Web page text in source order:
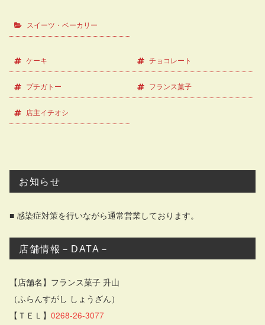
スイーツ・ベーカリー
ケーキ チョコレート
プチガトー フランス菓子
店主イチオシ
お知らせ
■ 感染症対策を行いながら通常営業しております。
店舗情報－DATA－
【店舗名】フランス菓子 升山
（ふらんすがし しょうざん）
【ＴＥＬ】 0268-26-3077